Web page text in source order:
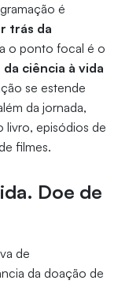
é
trás da
o ponto focal é o
ciência à vida
se estende
da jornada,
livro, episódios de
filmes.
Doe de
de
da doação de